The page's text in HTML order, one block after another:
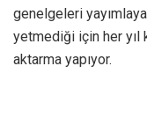
genelgeleri
yetmediği için her
aktarma yapıyor.